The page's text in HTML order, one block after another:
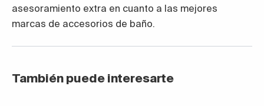
asesoramiento extra en cuanto a las mejores
marcas de accesorios de baño.
También puede interesarte